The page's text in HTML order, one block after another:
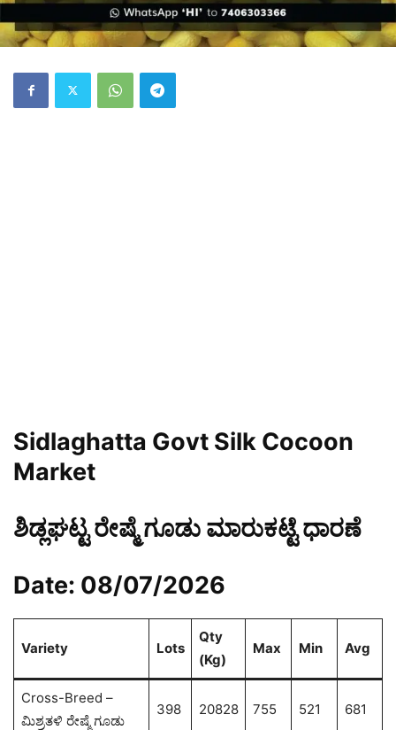
Sidlaghatta Govt Silk Cocoon
Market
ಶಿಡ್ಲಘಟ್ಟ ರೇಷ್ಮೆ ಗೂಡು ಮಾರುಕಟ್ಟೆ ಧಾರಣೆ
Date: 08/07/2026
Variety Lots
Qty
(Kg)
Max Min Avg
Cross-Breed –
ಮಿಶ್ರತಳಿ ರೇಷ್ಮೆ ಗೂಡು
398 20828 755 521 681